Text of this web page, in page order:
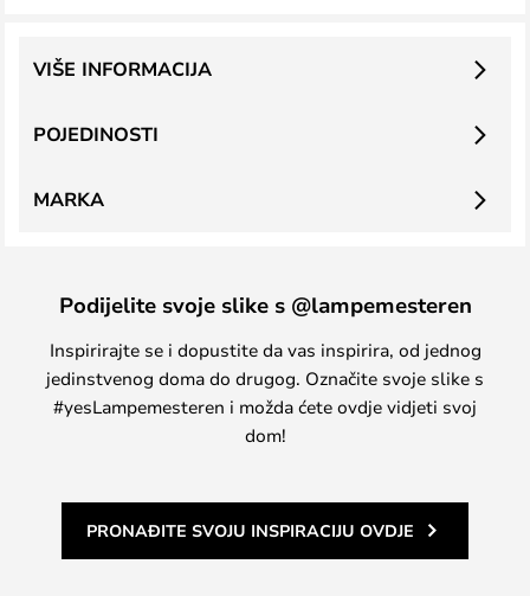
POJEDINOSTI
VIŠE INFORMACIJA
MARKA
Podijelite svoje slike s @lampemesteren
Inspirirajte se i dopustite da vas inspirira, od jednog
jedinstvenog doma do drugog. Označite svoje slike s
#yesLampemesteren i možda ćete ovdje vidjeti svoj
dom!
PRONAĐITE SVOJU INSPIRACIJU OVDJE